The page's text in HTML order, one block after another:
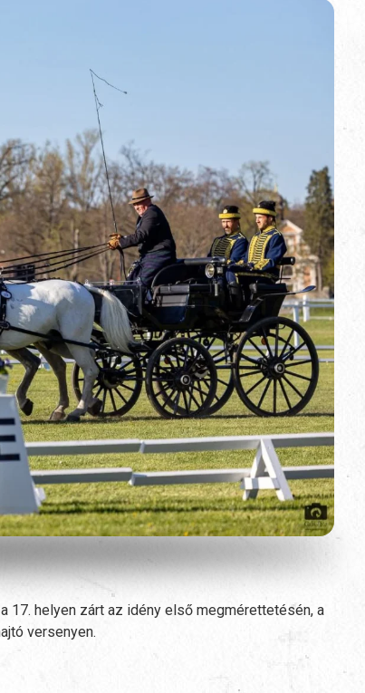
17. helyen zárt az idény első megmérettetésén, a
versenyen.